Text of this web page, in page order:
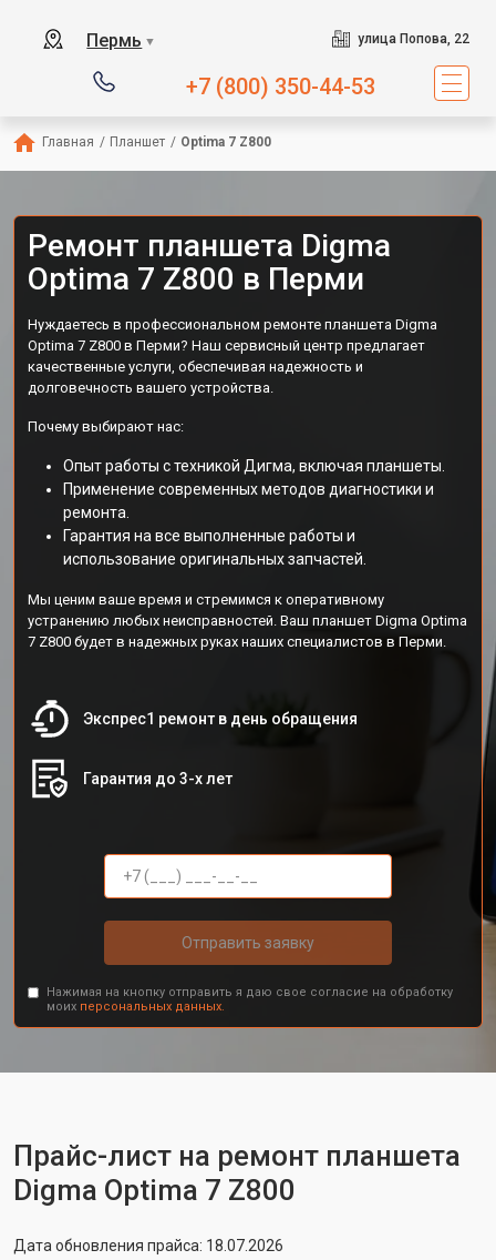
Пермь ▼ улица Попова, 22
+7 (800) 350-44-53
Главная / Планшет / Optima 7 Z800
Ремонт планшета Digma
Optima 7 Z800 в Перми
Нуждаетесь в профессиональном ремонте планшета Digma
Optima 7 Z800 в Перми? Наш сервисный центр предлагает
качественные услуги, обеспечивая надежность и
долговечность вашего устройства.
Почему выбирают нас:
Опыт работы с техникой Дигма, включая планшеты.
Применение современных методов диагностики и
ремонта.
Гарантия на все выполненные работы и
использование оригинальных запчастей.
Мы ценим ваше время и стремимся к оперативному
устранению любых неисправностей. Ваш планшет Digma Optima
7 Z800 будет в надежных руках наших специалистов в Перми.
Экспрес1 ремонт в день обращения
Гарантия до 3-х лет
Отправить заявку
Нажимая на кнопку отправить я даю свое согласие на обработку
моих персональных данных.
Прайс-лист на ремонт планшета
Digma Optima 7 Z800
Дата обновления прайса: 18.07.2026